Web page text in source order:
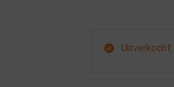
Uitverkocht